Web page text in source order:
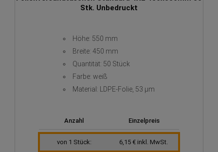
Stk. Unbedruckt
Höhe: 550 mm
Breite: 450 mm
Quantität: 50 Stück
Farbe: weiß
Material: LDPE-Folie, 53 µm
Anzahl Einzelpreis
von 1 Stück: 6,15 € inkl. MwSt.